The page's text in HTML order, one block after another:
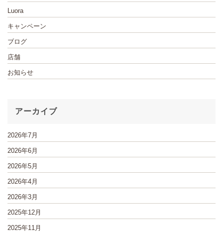
Luora
キャンペーン
ブログ
店舗
お知らせ
アーカイブ
2026年7月
2026年6月
2026年5月
2026年4月
2026年3月
2025年12月
2025年11月